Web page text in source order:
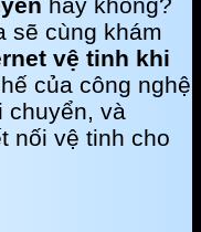
sẽ cùng khám
vệ tinh khi
của công nghệ
chuyển, và
nối vệ tinh cho